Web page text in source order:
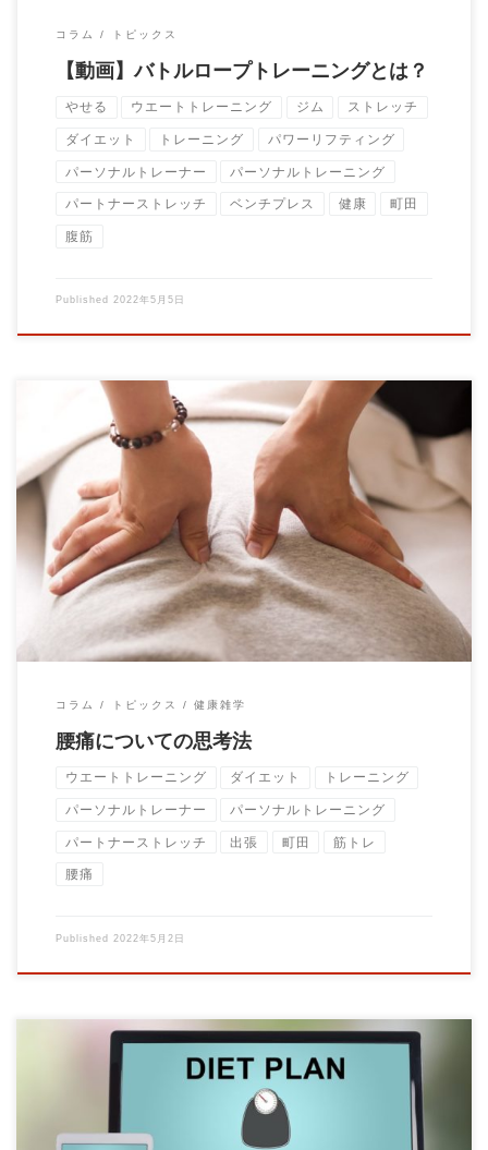
コラム トピックス
【動画】バトルロープトレーニングとは？
やせる ウエートトレーニング ジム ストレッチ
ダイエット トレーニング パワーリフティング
パーソナルトレーナー パーソナルトレーニング
パートナーストレッチ ベンチプレス 健康 町田
腹筋
Published 2022年5月5日
腰が痛い このお悩みを持って来館される方もいらっしゃいま
す。 腰痛の「原因」はズバリ 運動不足です。 […]
コラム トピックス 健康雑学
腰痛についての思考法
ウエートトレーニング ダイエット トレーニング
パーソナルトレーナー パーソナルトレーニング
パートナーストレッチ 出張 町田 筋トレ
腰痛
Published 2022年5月2日